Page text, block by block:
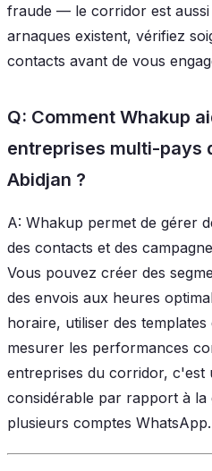
fraude — le corridor est aussi
arnaques existent, vérifiez
contacts avant de vous
Q: Comment Whakup
entreprises multi-pays
Abidjan ?
A: Whakup permet de gérer
des contacts et des
Vous pouvez créer des
des envois aux heures
horaire, utiliser des
mesurer les performances
entreprises du corridor, c'est
considérable par rapport à la
plusieurs comptes WhatsApp.